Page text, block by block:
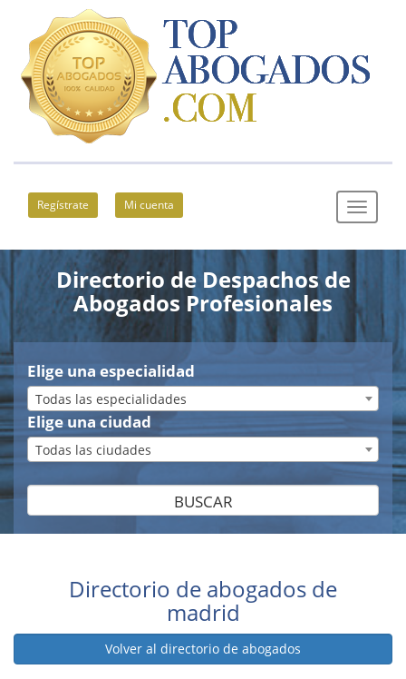
Regístrate Mi cuenta
Directorio de Despachos de
Abogados Profesionales
Elige una especialidad
Todas las especialidades
Elige una ciudad
Todas las ciudades
BUSCAR
Directorio de abogados de
madrid
Volver al directorio de abogados